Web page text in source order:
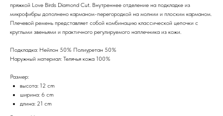
пряжкой Love Birds Diamond Cut. Внутреннее отделение на подкладке из
микрофибры дополнено карманом-перегородкой на молнии и плоским карманом.
Плечевой ремень представляет собой комбинацию классической цепочки с
круглыми звеньями и практичного регулируемого наплечника из кожи.
Подкладка: Нейлон 50% Полиуретан 50%
Наружный материал: Телячья кожа 100%
Размер:
высота: 12 cm
ширина: 6 cm
длина: 21 cm